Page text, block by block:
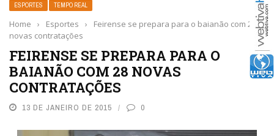
ESPORTES TEMPO REAL
Home › Esportes ›
Feirense se prepara para o baianão com 28
novas contratações
FEIRENSE SE PREPARA PARA O
BAIANÃO COM 28 NOVAS
CONTRATAÇÕES
13 DE JANEIRO DE 2015 0